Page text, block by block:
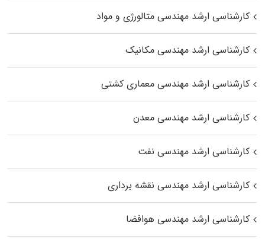
کارشناسی ارشد مهندسی متالورژی و مواد
کارشناسی ارشد مهندسی مکانیک
کارشناسی ارشد مهندسی معماری کشتی
کارشناسی ارشد مهندسی معدن
کارشناسی ارشد مهندسی نفت
کارشناسی ارشد مهندسی نقشه برداری
کارشناسی ارشد مهندسی هوافضا